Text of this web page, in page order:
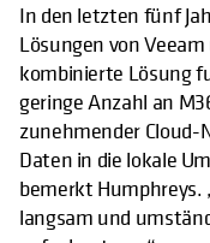
In den letzten fünf
Lösungen von
kombinierte Lösung
geringe Anzahl an
zunehmender
Daten in die lokale
bemerkt Humphreys.
langsam und